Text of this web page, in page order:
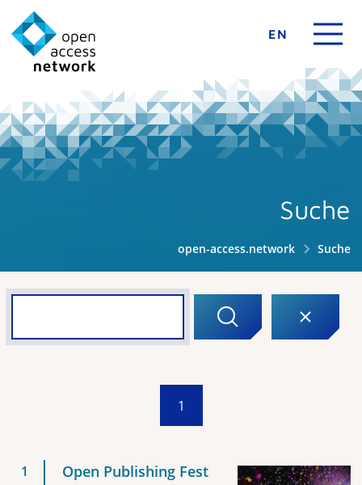
EN
Suche
open-access.network Suche
1
Open Publishing Fest